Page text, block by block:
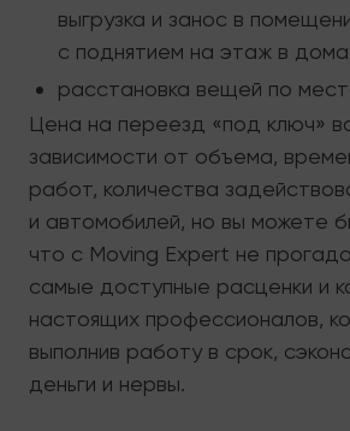
выгрузка и занос в
с поднятием на этаж в
расстановка вещей по
Цена на переезд «под ключ»
зависимости от объема,
работ, количества
и автомобилей, но вы можете
что с Moving Expert не
самые доступные расценки и
настоящих профессионалов,
выполнив работу в срок,
деньги и нервы.